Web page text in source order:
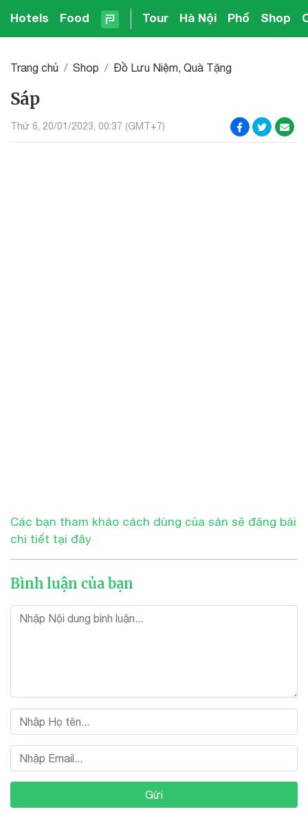
Hotels Food Tour Hà Nội Phố Shop
Trang chủ Shop Đồ Lưu Niệm, Quà Tặng
Sáp
Thứ 6, 20/01/2023, 00:37 (GMT+7)
Các bạn tham khảo cách dùng của sản sẽ đăng bài
chi tiết tại đây
Bình luận của bạn
Gửi